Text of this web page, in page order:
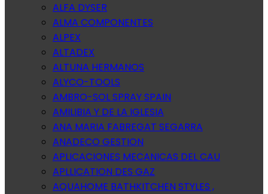
ALFA DYSER
ALMA COMPONENTES
ALPEX
ALTADEX
ALTUNA HERMANOS
ALYCO-TOOLS
AMBRO-SOL SPRAY SPAIN
AMILIBIA Y DE LA IGLESIA
ANA MARIA FABREGAT SEGARRA
ANADECO GESTION
APLICACIONES MECANICAS DEL CAU
APLLICATION DES GAZ
AQUAHOME BATHKITCHEN STYLES ,